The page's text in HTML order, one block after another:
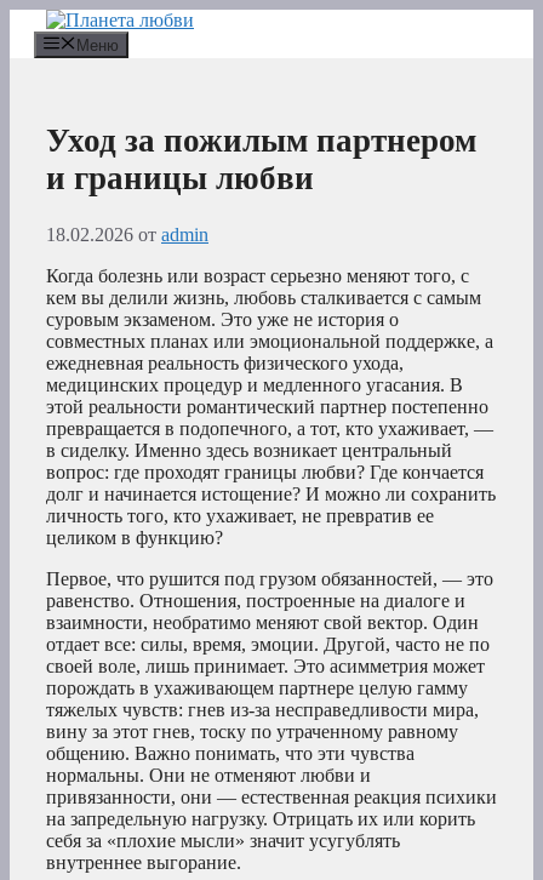
Перейти
содержимому
Меню
Уход за пожилым партнером
и границы любви
18.02.2026 от admin
Когда болезнь или возраст серьезно меняют того, с
кем вы делили жизнь, любовь сталкивается с самым
суровым экзаменом. Это уже не история о
совместных планах или эмоциональной поддержке, а
ежедневная реальность физического ухода,
медицинских процедур и медленного угасания. В
этой реальности романтический партнер постепенно
превращается в подопечного, а тот, кто ухаживает, —
в сиделку. Именно здесь возникает центральный
вопрос: где проходят границы любви? Где кончается
долг и начинается истощение? И можно ли сохранить
личность того, кто ухаживает, не превратив ее
целиком в функцию?
Первое, что рушится под грузом обязанностей, — это
равенство. Отношения, построенные на диалоге и
взаимности, необратимо меняют свой вектор. Один
отдает все: силы, время, эмоции. Другой, часто не по
своей воле, лишь принимает. Это асимметрия может
порождать в ухаживающем партнере целую гамму
тяжелых чувств: гнев из-за несправедливости мира,
вину за этот гнев, тоску по утраченному равному
общению. Важно понимать, что эти чувства
нормальны. Они не отменяют любви и
привязанности, они — естественная реакция психики
на запредельную нагрузку. Отрицать их или корить
себя за «плохие мысли» значит усугублять
внутреннее выгорание.